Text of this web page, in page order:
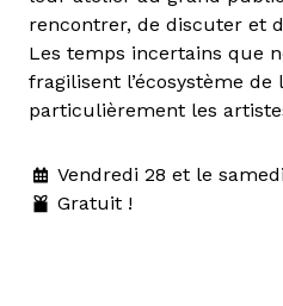
rencontrer, de discuter et
Les temps incertains que
fragilisent l’écosystème de
particulièrement les
Vendredi 28 et le
Gratuit !